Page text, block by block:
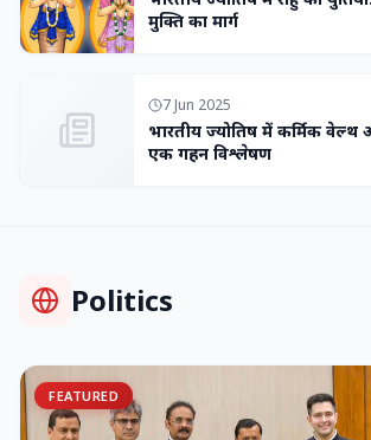
मुक्ति का मार्ग
7 Jun 2025
भारतीय ज्योतिष में कर्मिक वेल्थ
एक गहन विश्लेषण
Politics
FEATURED